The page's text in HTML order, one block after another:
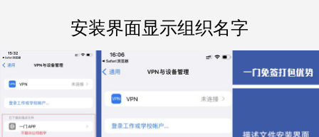
安装界面显示组织名字